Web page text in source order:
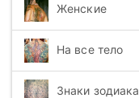
Женские
На все тело
Знаки зодиака